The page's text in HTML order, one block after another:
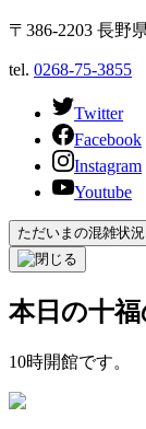
〒386-2203 長野
tel. 0268-75-3855
Twitter
Facebook
Instagram
Youtube
ただいまの混雑状況
本日の十
10時開館です。